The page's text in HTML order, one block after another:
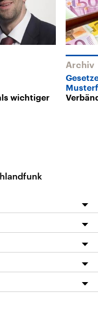
wichtiger
Archiv